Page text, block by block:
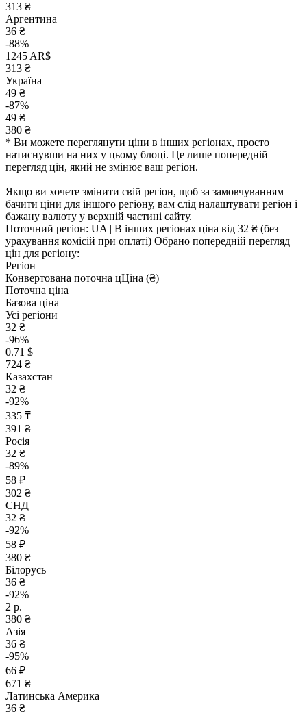
313 ₴
Аргентина
36 ₴
-88%
1245 AR$
313 ₴
Україна
49 ₴
-87%
49 ₴
380 ₴
* Ви можете переглянути ціни в інших регіонах, просто
натиснувши на них у цьому блоці. Це лише попередній
перегляд цін, який не змінює ваш регіон.
Якщо ви хочете змінити свій регіон, щоб за замовчуванням
бачити ціни для іншого регіону, вам слід налаштувати регіон і
бажану валюту у верхній частині сайту.
Поточний регіон: UA | В інших регіонах ціна від 32 ₴ (без
урахування комісій при оплаті) Обрано попередній перегляд
цін для регіону:
Регіон
Конвертована поточна цЦіна (₴)
Поточна ціна
Базова ціна
Усі регіони
32 ₴
-96%
0.71 $
724 ₴
Казахстан
32 ₴
-92%
335 ₸
391 ₴
Росія
32 ₴
-89%
58 ₽
302 ₴
СНД
32 ₴
-92%
58 ₽
380 ₴
Білорусь
36 ₴
-92%
2 р.
380 ₴
Азія
36 ₴
-95%
66 ₽
671 ₴
Латинська Америка
36 ₴